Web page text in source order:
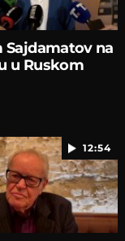
Sajdamatov na
u Ruskom
12:54